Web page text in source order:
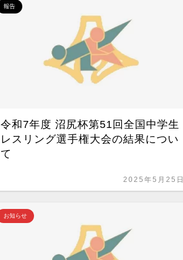
報告
令和7年度 沼尻杯第51回全国中学生
レスリング選手権大会の結果につい
て
2025年5月25日
お知らせ